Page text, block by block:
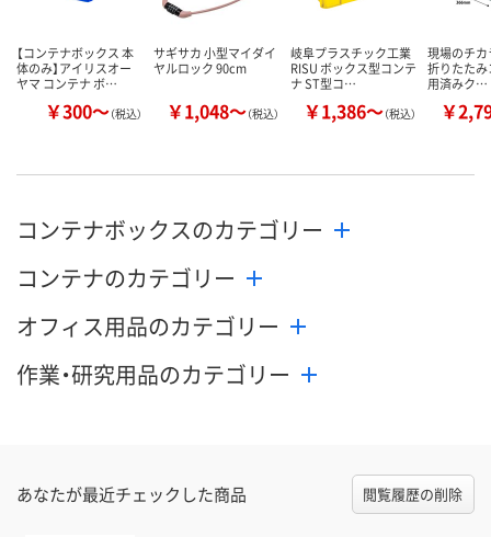
カゴへ
【コンテナボックス 本
体のみ】アイリスオー
ヤマ コンテナ ボ…
￥300～（税込）
サギサカ 小型マイダイ
ヤルロック 90cm
￥1,048～（税込）
岐阜プラスチック工業
RISU ボックス型コンテ
ナ ST型コ…
￥1,386～（税込）
現場のチ
折りたた
用済みク…
￥
コンテナボックスのカテゴリー
コンテナのカテゴリー
オフィス用品のカテゴリー
作業・研究用品のカテゴリー
あなたが最近チェックした商品 閲覧履歴の削除